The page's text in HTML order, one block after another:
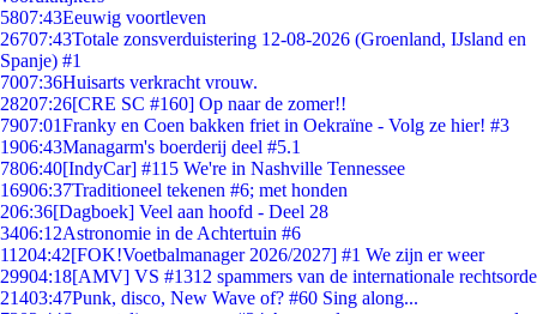
5807:43Eeuwig voortleven
26707:43Totale zonsverduistering 12-08-2026 (Groenland, IJsland en
Spanje) #1
7007:36Huisarts verkracht vrouw.
28207:26[CRE SC #160] Op naar de zomer!!
7907:01Franky en Coen bakken friet in Oekraïne - Volg ze hier! #3
1906:43Managarm's boerderij deel #5.1
7806:40[IndyCar] #115 We're in Nashville Tennessee
16906:37Traditioneel tekenen #6; met honden
206:36[Dagboek] Veel aan hoofd - Deel 28
3406:12Astronomie in de Achtertuin #6
11204:42[FOK!Voetbalmanager 2026/2027] #1 We zijn er weer
29904:18[AMV] VS #1312 spammers van de internationale rechtsorde
21403:47Punk, disco, New Wave of? #60 Sing along...